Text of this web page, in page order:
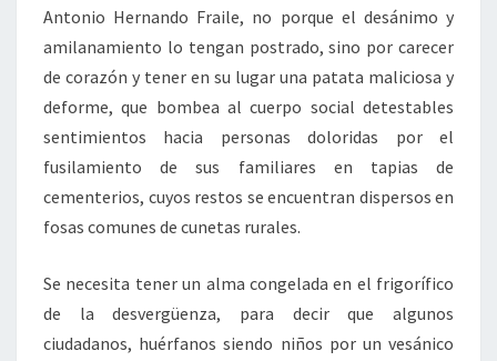
Antonio Hernando Fraile, no porque el desánimo y
amilanamiento lo tengan postrado, sino por carecer
de corazón y tener en su lugar una patata maliciosa y
deforme, que bombea al cuerpo social detestables
sentimientos hacia personas doloridas por el
fusilamiento de sus familiares en tapias de
cementerios, cuyos restos se encuentran dispersos en
fosas comunes de cunetas rurales.
Se necesita tener un alma congelada en el frigorífico
de la desvergüenza, para decir que algunos
ciudadanos, huérfanos siendo niños por un vesánico